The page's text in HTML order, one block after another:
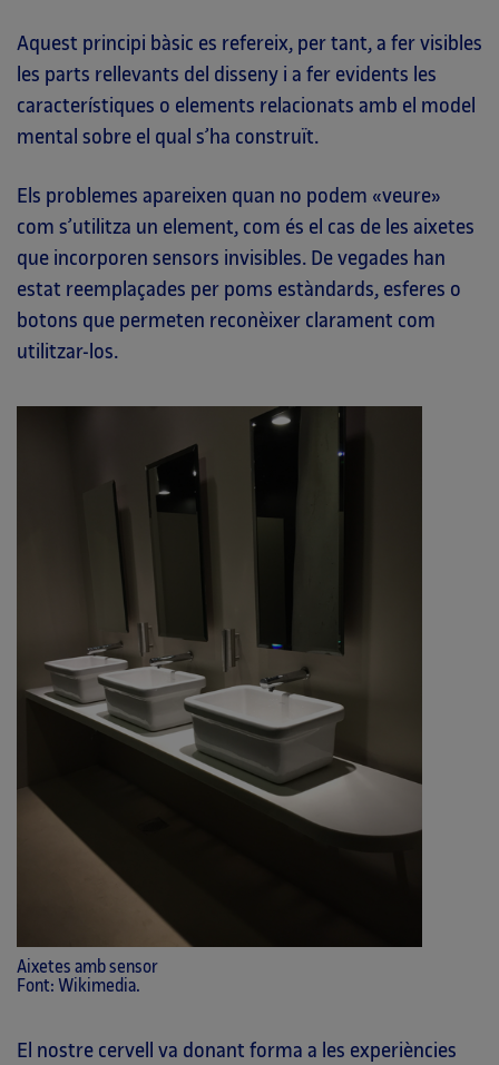
Aquest principi bàsic es refereix, per tant, a fer visibles
les parts rellevants del disseny i a fer evidents les
característiques o elements relacionats amb el model
mental sobre el qual s’ha construït.
Els problemes apareixen quan no podem «veure»
com s’utilitza un element, com és el cas de les aixetes
que incorporen sensors invisibles. De vegades han
estat reemplaçades per poms estàndards, esferes o
botons que permeten reconèixer clarament com
utilitzar-los.
Aixetes amb sensor
Font: Wikimedia.
El nostre cervell va donant forma a les experiències